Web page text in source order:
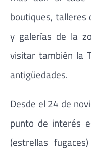
boutiques,
y galerías de la
visitar también la
antigüedades.
Desde el 24 de
punto de interés
(estrellas